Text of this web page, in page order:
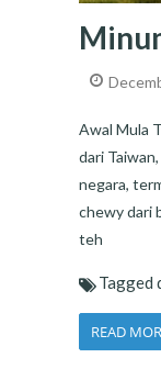
Awal Mula
dari
negara,
chewy dari
teh
Tagged
READ